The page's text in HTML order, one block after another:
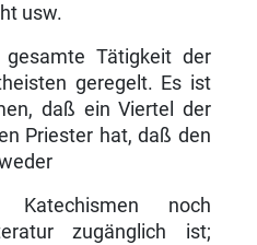
usw.
Tätigkeit der
geregelt. Es ist
daß ein Viertel der
Priester hat, daß den
Katechismen noch
zugänglich ist;